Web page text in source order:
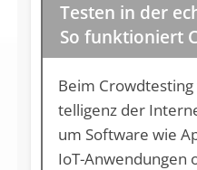
Testen in der
So funktioniert
Beim
tel­li­genz der
um Soft­ware wie
IoT-An­wen­dung­en